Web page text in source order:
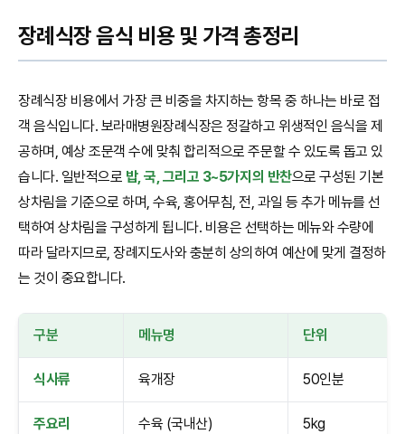
장례식장 음식 비용 및 가격 총정리
장례식장 비용에서 가장 큰 비중을 차지하는 항목 중 하나는 바로 접
객 음식입니다. 보라매병원장례식장은 정갈하고 위생적인 음식을 제
공하며, 예상 조문객 수에 맞춰 합리적으로 주문할 수 있도록 돕고 있
습니다. 일반적으로 밥, 국, 그리고 3~5가지의 반찬으로 구성된 기본
상차림을 기준으로 하며, 수육, 홍어무침, 전, 과일 등 추가 메뉴를 선
택하여 상차림을 구성하게 됩니다. 비용은 선택하는 메뉴와 수량에
따라 달라지므로, 장례지도사와 충분히 상의하여 예산에 맞게 결정하
는 것이 중요합니다.
구분 메뉴명 단위
식사류 육개장 50인분
주요리 수육 (국내산) 5kg